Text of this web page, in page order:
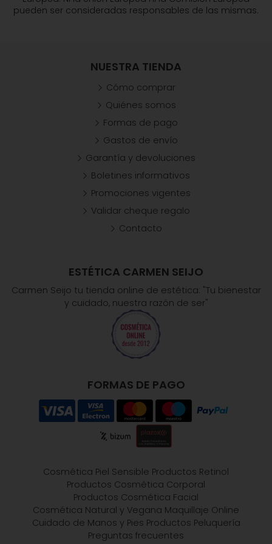
pueden ser consideradas responsables de las mismas.
ESTÉTICA CARMEN SEIJO
Carmen Seijo tu tienda online de estética: "Tu bienestar
y cuidado, nuestra razón de ser"
FORMAS DE PAGO
NUESTRA TIENDA
Cómo comprar
Quiénes somos
Formas de pago
Gastos de envío
Garantía y devoluciones
Boletines informativos
Promociones vigentes
Validar cheque regalo
Contacto
Cosmética Piel Sensible Productos Retinol
Productos Cosmética Corporal
Productos Cosmética Facial
Cosmética Natural y Vegana Maquillaje Online
Cuidado de Manos y Pies Productos Peluquería
Preguntas frecuentes